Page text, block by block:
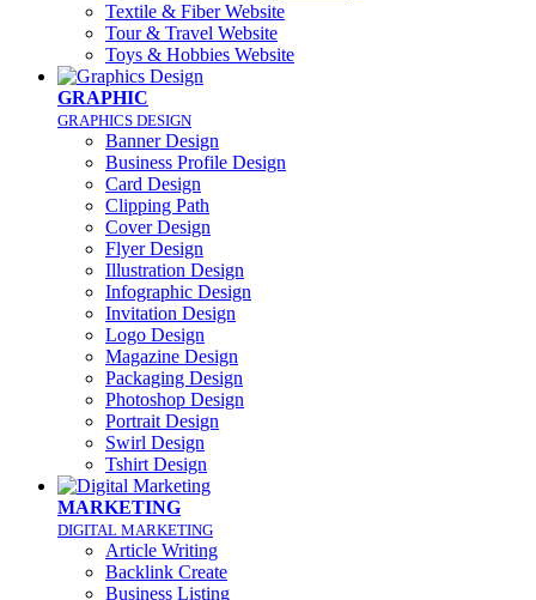
Textile & Fiber Website
Tour & Travel Website
Toys & Hobbies Website
GRAPHIC
GRAPHICS DESIGN
Banner Design
Business Profile Design
Card Design
Clipping Path
Cover Design
Flyer Design
Illustration Design
Infographic Design
Invitation Design
Logo Design
Magazine Design
Packaging Design
Photoshop Design
Portrait Design
Swirl Design
Tshirt Design
MARKETING
DIGITAL MARKETING
Article Writing
Backlink Create
Business Listing